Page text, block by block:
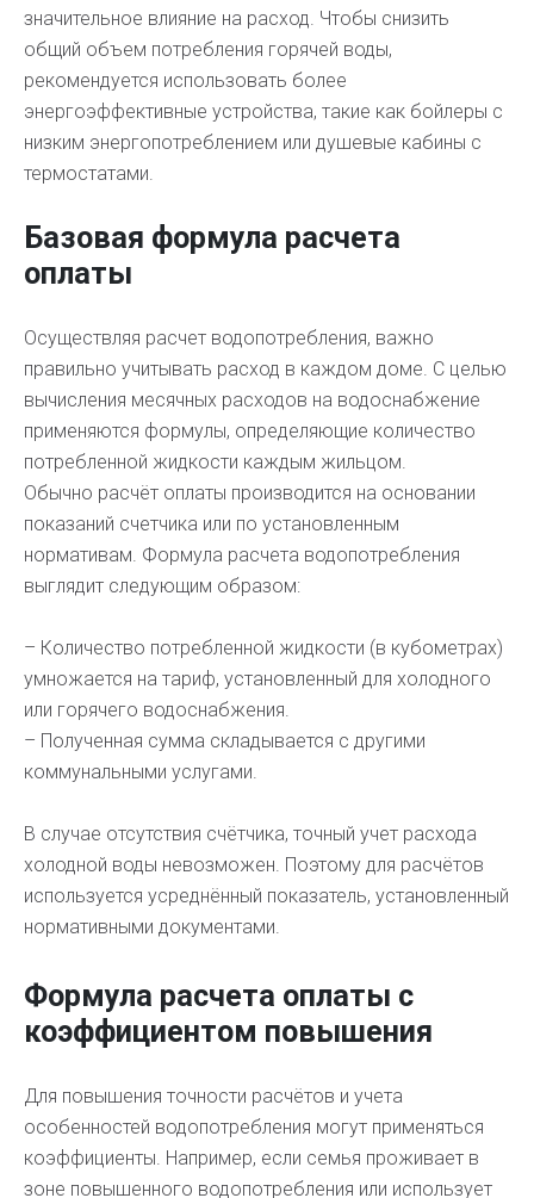
значительное влияние на расход. Чтобы снизить
общий объем потребления горячей воды,
рекомендуется использовать более
энергоэффективные устройства, такие как бойлеры с
низким энергопотреблением или душевые кабины с
термостатами.
Базовая формула расчета
оплаты
Осуществляя расчет водопотребления, важно
правильно учитывать расход в каждом доме. С целью
вычисления месячных расходов на водоснабжение
применяются формулы, определяющие количество
потребленной жидкости каждым жильцом.
Обычно расчёт оплаты производится на основании
показаний счетчика или по установленным
нормативам. Формула расчета водопотребления
выглядит следующим образом:
– Количество потребленной жидкости (в кубометрах)
умножается на тариф, установленный для холодного
или горячего водоснабжения.
– Полученная сумма складывается с другими
коммунальными услугами.
В случае отсутствия счётчика, точный учет расхода
холодной воды невозможен. Поэтому для расчётов
используется усреднённый показатель, установленный
нормативными документами.
Формула расчета оплаты с
коэффициентом повышения
Для повышения точности расчётов и учета
особенностей водопотребления могут применяться
коэффициенты. Например, если семья проживает в
зоне повышенного водопотребления или использует